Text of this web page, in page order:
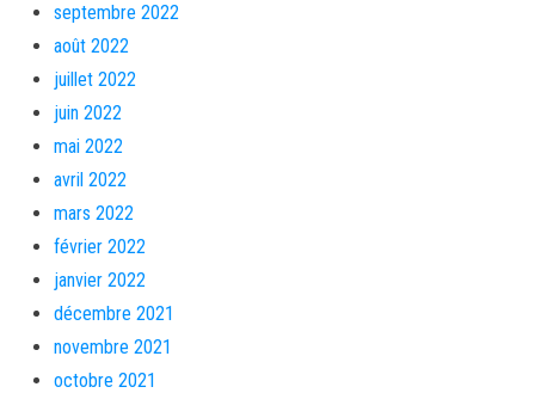
septembre 2022
août 2022
juillet 2022
juin 2022
mai 2022
avril 2022
mars 2022
février 2022
janvier 2022
décembre 2021
novembre 2021
octobre 2021